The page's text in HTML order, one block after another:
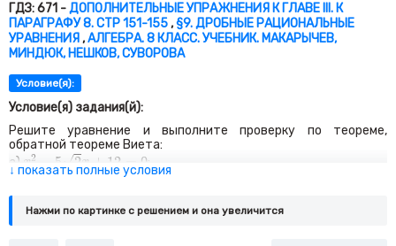
ГДЗ: 671 -ДОПОЛНИТЕЛЬНЫЕ УПРАЖНЕНИЯ К ГЛАВЕ III. К
ПАРАГРАФУ 8. СТР 151-155,§9. ДРОБНЫЕ РАЦИОНАЛЬНЫЕ
УРАВНЕНИЯ,АЛГЕБРА. 8 КЛАСС. УЧЕБНИК. МАКАРЫЧЕВ,
МИНДЮК, НЕШКОВ, СУВОРОВА
Условие(я):
Условие(я) задания(й):
Решите уравнение и выполните проверку по теореме,
обратной теореме Виета:
а) x2 5 √2x + 12 0
x2 −52 x+12=0
;
2 + 2√ 3 − 72 = 0
x2+23x −72=0
в)
p2 −10p +7 = 0
p2−10p+7=0 .
↓ показать полные условия
Нажми по картинке c решением и она увеличится